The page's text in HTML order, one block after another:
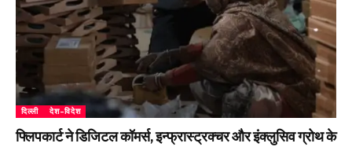
दिल्ली देश-विदेश
फ्लिपकार्ट ने डिजिटल कॉमर्स, इन्फ्रास्ट्रक्चर और इंक्लुसिव ग्रोथ के